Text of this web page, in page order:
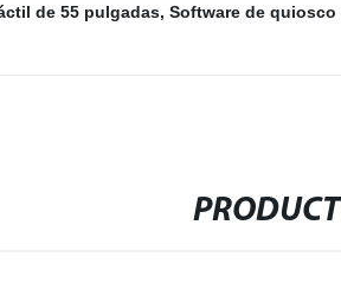
de 55 pulgadas, Software de